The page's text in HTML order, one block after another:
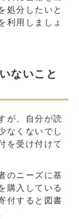
処分したいと
利用しましょ
ないこと
が、自分が読
なくないでし
を受け付けて
のニーズに基
購入している
付すると図書